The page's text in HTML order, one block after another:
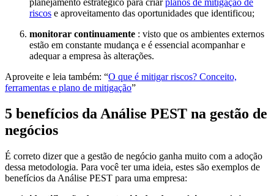
riscos e aproveitamento das oportunidades que identificou;
monitorar continuamente : visto que os ambientes externos
estão em constante mudança e é essencial acompanhar e
adequar a empresa às alterações.
Aproveite e leia também: “O que é mitigar riscos? Conceito,
ferramentas e plano de mitigação”
5 benefícios da Análise PEST na gestão de
negócios
É correto dizer que a gestão de negócio ganha muito com a adoção
dessa metodologia. Para você ter uma ideia, estes são exemplos de
benefícios da Análise PEST para uma empresa: